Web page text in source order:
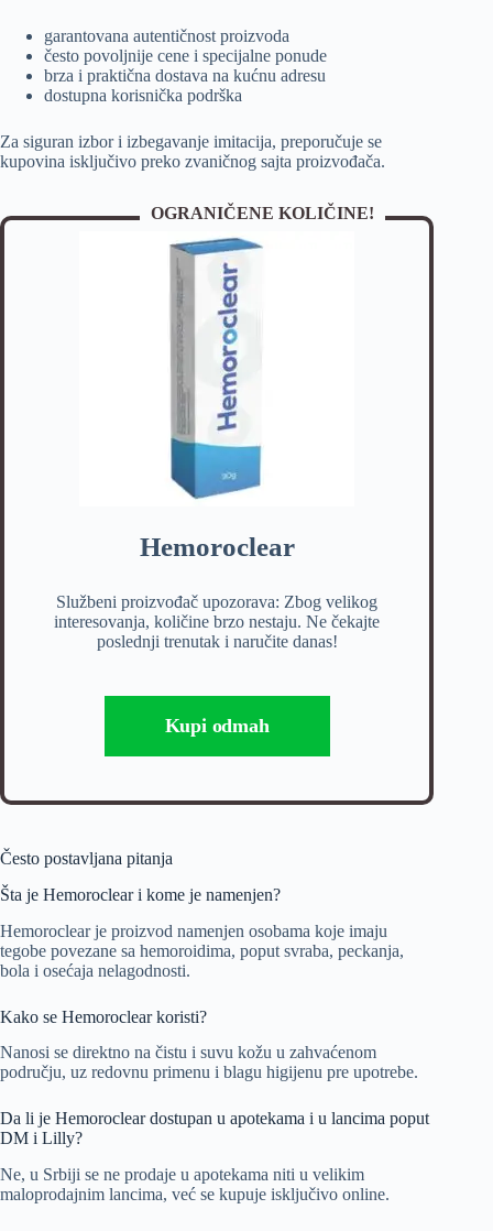
garantovana autentičnost proizvoda
često povoljnije cene i specijalne ponude
brza i praktična dostava na kućnu adresu
dostupna korisnička podrška
Za siguran izbor i izbegavanje imitacija, preporučuje se
kupovina isključivo preko zvaničnog sajta proizvođača.
OGRANIČENE KOLIČINE!
Hemoroclear
Službeni proizvođač upozorava: Zbog velikog
interesovanja, količine brzo nestaju. Ne čekajte
poslednji trenutak i naručite danas!
Kupi odmah
Često postavljana pitanja
Šta je Hemoroclear i kome je namenjen?
Hemoroclear je proizvod namenjen osobama koje imaju
tegobe povezane sa hemoroidima, poput svraba, peckanja,
bola i osećaja nelagodnosti.
Kako se Hemoroclear koristi?
Nanosi se direktno na čistu i suvu kožu u zahvaćenom
području, uz redovnu primenu i blagu higijenu pre upotrebe.
Da li je Hemoroclear dostupan u apotekama i u lancima poput
DM i Lilly?
Ne, u Srbiji se ne prodaje u apotekama niti u velikim
maloprodajnim lancima, već se kupuje isključivo online.